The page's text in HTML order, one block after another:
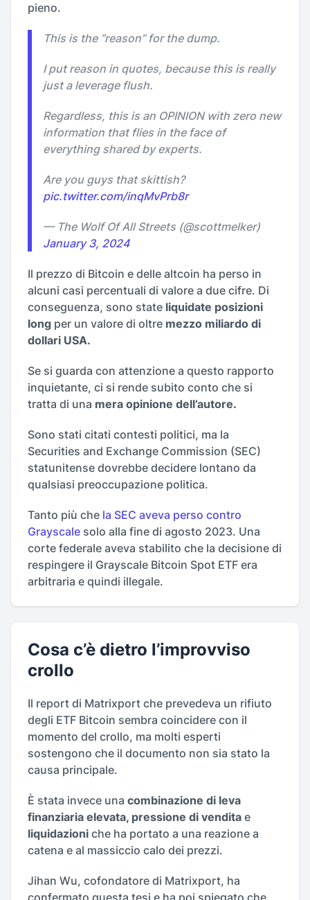
pieno.
This is the “reason” for the dump.
I put reason in quotes, because this is really
just a leverage flush.
Regardless, this is an OPINION with zero new
information that flies in the face of
everything shared by experts.
Are you guys that skittish?
pic.twitter.com/inqMvPrb8r
— The Wolf Of All Streets (@scottmelker)
January 3, 2024
Il prezzo di Bitcoin e delle altcoin ha perso in
alcuni casi percentuali di valore a due cifre. Di
conseguenza, sono state liquidate posizioni
long per un valore di oltre mezzo miliardo di
dollari USA.
Se si guarda con attenzione a questo rapporto
inquietante, ci si rende subito conto che si
tratta di una mera opinione dell’autore.
Sono stati citati contesti politici, ma la
Securities and Exchange Commission (SEC)
statunitense dovrebbe decidere lontano da
qualsiasi preoccupazione politica.
Tanto più che la SEC aveva perso contro
Grayscale solo alla fine di agosto 2023. Una
corte federale aveva stabilito che la decisione di
respingere il Grayscale Bitcoin Spot ETF era
arbitraria e quindi illegale.
Cosa c’è dietro l’improvviso
crollo
Il report di Matrixport che prevedeva un rifiuto
degli ETF Bitcoin sembra coincidere con il
momento del crollo, ma molti esperti
sostengono che il documento non sia stato la
causa principale.
È stata invece una combinazione di leva
finanziaria elevata, pressione di vendita e
liquidazioni che ha portato a una reazione a
catena e al massiccio calo dei prezzi.
Jihan Wu, cofondatore di Matrixport, ha
confermato questa tesi e ha poi spiegato che,